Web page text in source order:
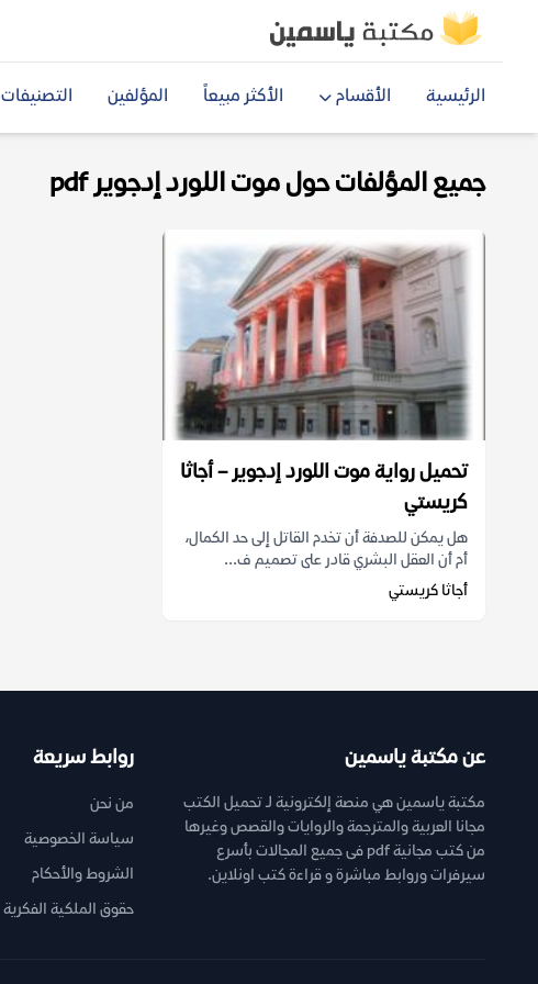
الرئيسية الأقسام الأكثر مبيعاً المؤلفين التصنيفات
جميع المؤلفات حول موت اللورد إدجوير pdf
تحميل رواية موت اللورد إدجوير – أجاثا
كريستي
هل يمكن للصدفة أن تخدم القاتل إلى حد الكمال،
أم أن العقل البشري قادر على تصميم ف...
أجاثا كريستي
عن مكتبة ياسمين
مكتبة ياسمين هي منصة إلكترونية لـ تحميل الكتب
مجانا العربية والمترجمة والروايات والقصص وغيرها
من كتب مجانية pdf فى جميع المجالات بأسرع
سيرفرات وروابط مباشرة و قراءة كتب اونلاين.
روابط سريعة
من نحن
سياسة الخصوصية
الشروط والأحكام
حقوق الملكية الفكرية